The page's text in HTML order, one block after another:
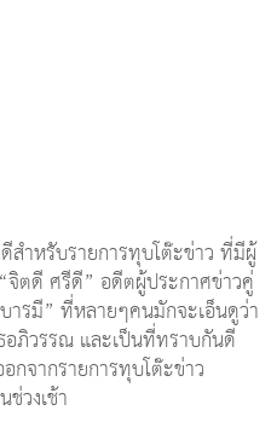
สำหรับรายการทุบโต๊ะข่าว ที่มีผู้
ตดี ศรีดี” อดีตผู้ประกาศข่าวคู่
รมี” ที่หลายๆคนมักจะเอ็นดูว่า
ภิวรรณ และเป็นที่ทราบกันดี
จากรายการทุบโต๊ะข่าว
วงเช้า